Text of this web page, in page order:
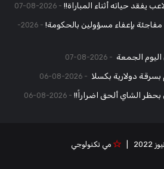
حياته أثناء المباراة!! 2026-08-07
مفاجئة بإعفاء مسؤولين بالحكومة!
2026-
الجمعة 2026-08-07
دولارية بكسلا 2026-08-06
بحظر الشاي ألحق اضراراً!! 2026-08-06
| مي تكنولوجي